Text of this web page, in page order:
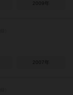
2009年
2007年